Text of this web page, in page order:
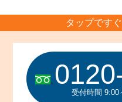
タップです
受付時間 9:00